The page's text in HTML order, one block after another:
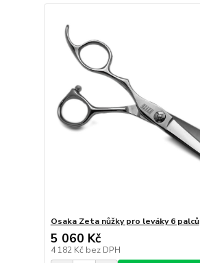
Osaka Zeta nůžky pro leváky 6 palců
5 060 Kč
4 182 Kč bez DPH